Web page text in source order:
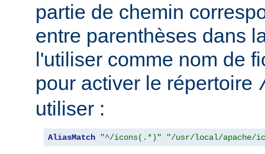
partie de chemin
entre parenthèses dans
l'utiliser comme nom de
pour activer le répertoire
utiliser :
AliasMatch "^/icons(.*)" "/usr/local/apache/